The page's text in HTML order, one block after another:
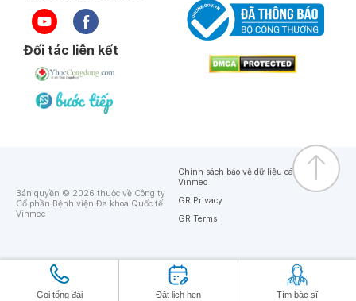
Gọi tổng đài Đặt lịch hẹn Tìm bác sĩ
Đối tác liên kết
Bản quyền © 2026 thuộc về Công ty
Cổ phần Bệnh viện Đa khoa Quốc tế
Vinmec
Chính sách bảo vệ dữ liệu cá nhân của
Vinmec
GR Privacy
GR Terms